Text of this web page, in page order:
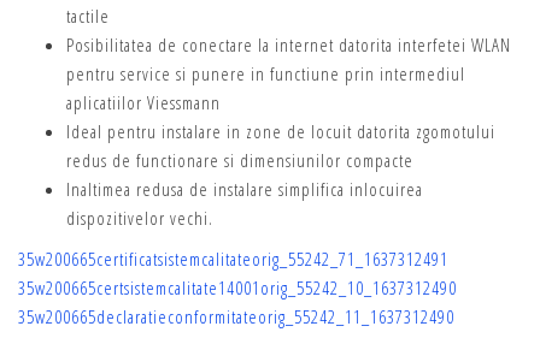
tactile
Posibilitatea de conectare la internet datorita interfetei WLAN
pentru service si punere in functiune prin intermediul
aplicatiilor Viessmann
Ideal pentru instalare in zone de locuit datorita zgomotului
redus de functionare si dimensiunilor compacte
Inaltimea redusa de instalare simplifica inlocuirea
dispozitivelor vechi.
35w200665certificatsistemcalitateorig_55242_71_1637312491
35w200665certsistemcalitate14001orig_55242_10_1637312490
35w200665declaratieconformitateorig_55242_11_1637312490